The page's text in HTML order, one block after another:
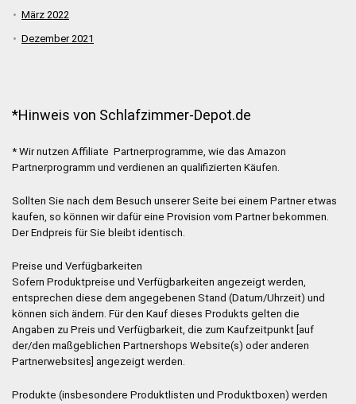
März 2022
Dezember 2021
*Hinweis von Schlafzimmer-Depot.de
* Wir nutzen Affiliate Partnerprogramme, wie das Amazon
Partnerprogramm und verdienen an qualifizierten Käufen.
Sollten Sie nach dem Besuch unserer Seite bei einem Partner etwas
kaufen, so können wir dafür eine Provision vom Partner bekommen.
Der Endpreis für Sie bleibt identisch.
Preise und Verfügbarkeiten
Sofern Produktpreise und Verfügbarkeiten angezeigt werden,
entsprechen diese dem angegebenen Stand (Datum/Uhrzeit) und
können sich ändern. Für den Kauf dieses Produkts gelten die
Angaben zu Preis und Verfügbarkeit, die zum Kaufzeitpunkt [auf
der/den maßgeblichen Partnershops Website(s) oder anderen
Partnerwebsites] angezeigt werden.
Produkte (insbesondere Produktlisten und Produktboxen) werden